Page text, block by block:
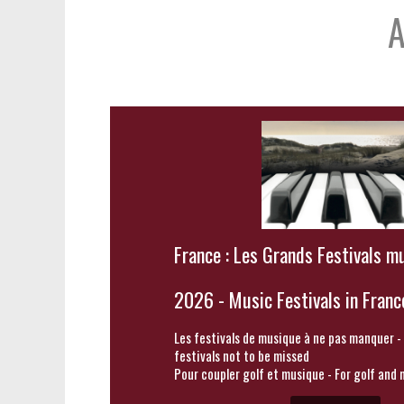
France : Les Grands Festivals
2026 - Music Festivals in
Les festivals de musique à ne pas manquer
festivals not to be missed
Pour coupler golf et musique - For golf and